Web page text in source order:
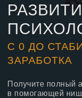
Получите полный
в помогающей
С 0 ДО
ЗАРАБОТКА